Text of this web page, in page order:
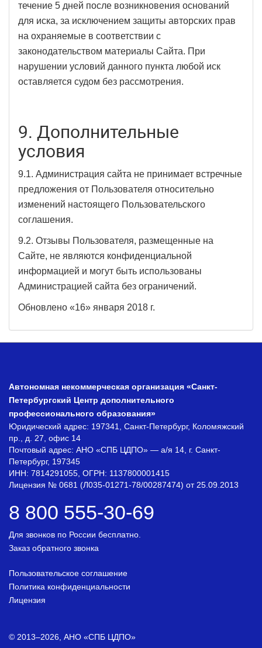
течение 5 дней после возникновения оснований
для иска, за исключением защиты авторских прав
на охраняемые в соответствии с
законодательством материалы Сайта. При
нарушении условий данного пункта любой иск
оставляется судом без рассмотрения.
9. Дополнительные
условия
9.1. Администрация сайта не принимает встречные
предложения от Пользователя относительно
изменений настоящего Пользовательского
соглашения.
9.2. Отзывы Пользователя, размещенные на
Сайте, не являются конфиденциальной
информацией и могут быть использованы
Администрацией сайта без ограничений.
Обновлено «16» января 2018 г.
Автономная некоммерческая организация «Санкт-
Петербургский Центр дополнительного
профессионального образования»
Юридический адрес: 197341, Санкт-Петербург, Коломяжский
пр., д. 27, офис 14
Почтовый адрес: АНО «СПБ ЦДПО» — а/я 14, г. Санкт-
Петербург, 197345
ИНН: 7814291055, ОГРН: 1137800001415
Лицензия № 0681 (Л035-01271-78/00287474) от 25.09.2013
8 800 555-30-69
Для звонков по России бесплатно.
Заказ обратного звонка
Пользовательское соглашение
Политика конфиденциальности
Лицензия
© 2013–2026, АНО «СПБ ЦДПО»